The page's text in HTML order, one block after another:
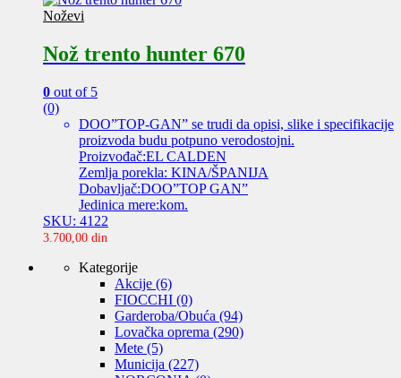
Noževi
Nož trento hunter 670
0 out of 5
(0)
DOO”TOP-GAN” se trudi da opisi, slike i specifikacije
proizvoda budu potpuno verodostojni.
Proizvođač:EL CALDEN
Zemlja porekla: KINA/ŠPANIJA
Dobavljač:DOO”TOP GAN”
Jedinica mere:kom.
SKU: 4122
3.700,00 din
Kategorije
Akcije (6)
FIOCCHI (0)
Garderoba/Obuća (94)
Lovačka oprema (290)
Mete (5)
Municija (227)